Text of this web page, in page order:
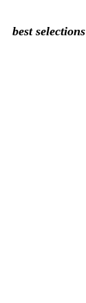
best selections